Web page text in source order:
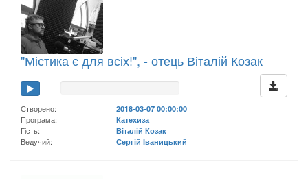
"Містика є для всіх!", - отець Віталій Козак
Створено:
2018-03-07 00:00:00
Програма:
Катехиза
Гість:
Віталій Козак
Ведучий:
Сергій Іваницький